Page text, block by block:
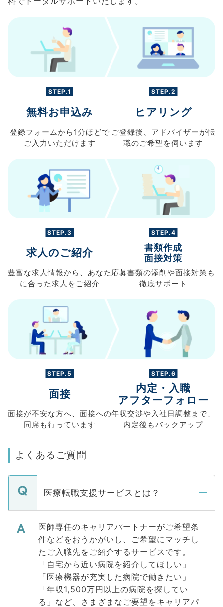
STEP.1
無料お申込み
登録フォームから 1分ほどで
ご入力 いただけます
STEP.2
ヒアリング
ご登録後、 アドバイザーが転
職のご希望を伺います
STEP.3
求人のご紹介
豊富な求人情報から、 あなた
に合った求人を ご紹介
STEP.4
書類作成
面接対策
応募書類の添削や面接対策も
徹底サポート
STEP.5
面接
面接が不安な方へ、 面接への
同席も行っています
STEP.6
内定・入職
アフターフォロー
年収交渉や入社日調整まで、
内定後もバックアップ
よくあるご質問
医療転職支援サービスとは？
医師専任のキャリアパートナーがご希望条
件などをおうかがいし、ご希望にマッチし
たご入職先をご紹介するサービスです。
「自宅から近い病院を紹介してほしい」
「医療機器が充実した病院で働きたい」
「年収1,500万円以上の病院を探してい
る」など、さまざまなご要望をキャリアパ